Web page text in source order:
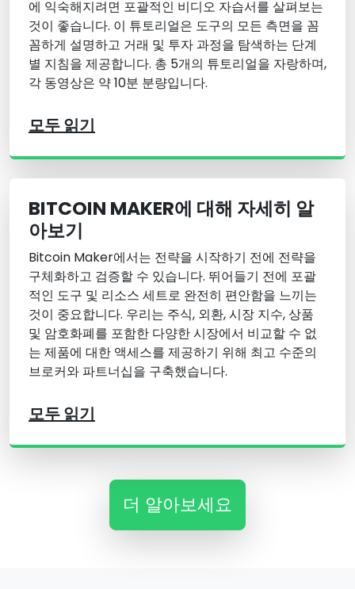
에 익숙해지려면 포괄적인 비디오 자습서를 살펴보는
것이 좋습니다. 이 튜토리얼은 도구의 모든 측면을 꼼
꼼하게 설명하고 거래 및 투자 과정을 탐색하는 단계
별 지침을 제공합니다. 총 5개의 튜토리얼을 자랑하며,
각 동영상은 약 10분 분량입니다.
모두 읽기
BITCOIN MAKER에 대해 자세히 알
아보기
Bitcoin Maker에서는 전략을 시작하기 전에 전략을
구체화하고 검증할 수 있습니다. 뛰어들기 전에 포괄
적인 도구 및 리소스 세트로 완전히 편안함을 느끼는
것이 중요합니다. 우리는 주식, 외환, 시장 지수, 상품
및 암호화폐를 포함한 다양한 시장에서 비교할 수 없
는 제품에 대한 액세스를 제공하기 위해 최고 수준의
브로커와 파트너십을 구축했습니다.
모두 읽기
더 알아보세요